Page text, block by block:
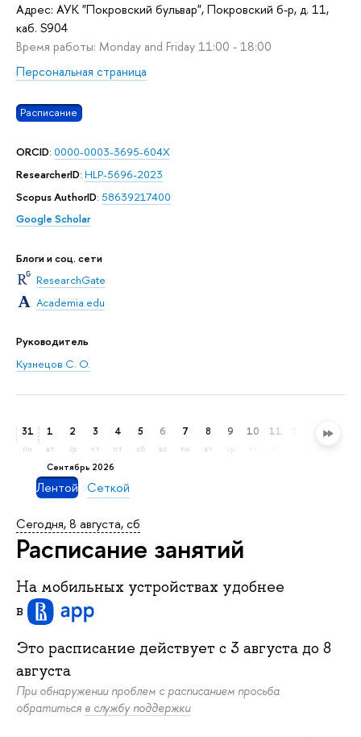
Адрес: АУК "Покровский бульвар", Покровский б-р, д. 11,
каб. S904
Время работы: Monday and Friday 11:00 - 18:00
Персональная страница
Расписание
ORCID: 0000-0003-3695-604X
ResearcherID: HLP-5696-2023
Scopus AuthorID: 58639217400
Google Scholar
Блоги и соц. сети
ResearchGate
Academia.edu
Руководитель
Кузнецов С. О.
31
пн
сентябрь 2026
1
вт
2
ср
3
чт
4
пт
5
сб
6
вс
7
пн
8
вт
9 10 11 13
Лентой Сеткой
Сегодня, 8 августа, сб
Расписание занятий
На мобильных устройствах удобнее
в
Это расписание действует c 3 августа до 8
августа
При обнаружении проблем с расписанием просьба
обратиться в службу поддержки